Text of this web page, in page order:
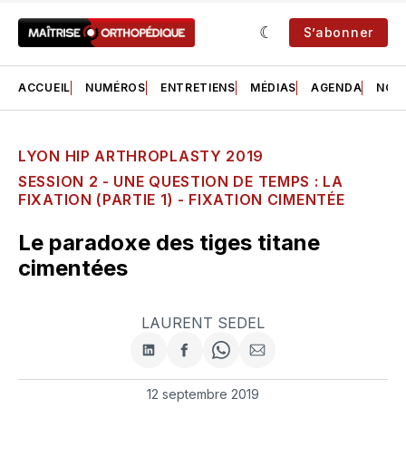
S’abonner
ACCUEIL NUMÉROS ENTRETIENS MÉDIAS AGENDA NOS
LYON HIP ARTHROPLASTY 2019
SESSION 2 - UNE QUESTION DE TEMPS : LA
FIXATION (PARTIE 1) - FIXATION CIMENTÉE
Le paradoxe des tiges titane
cimentées
LAURENT SEDEL
Partager
sur
LinkedIn
Partager
sur
Facebook
Share
on
WhatsApp
Partager
par
courriel
12 septembre 2019